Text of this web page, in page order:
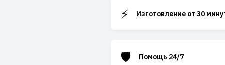
⚡ Изготовление от 30
🛡️ Помощь 24/7